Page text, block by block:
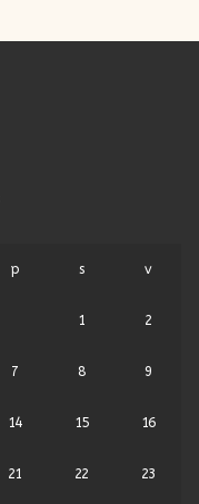
p s v
1 2
7 8 9
14 15 16
21 22 23